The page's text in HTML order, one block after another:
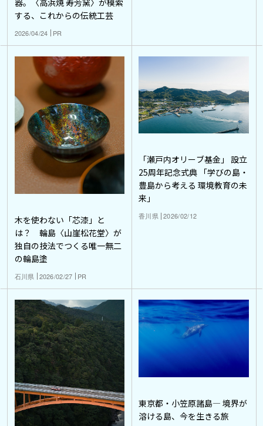
する、これからの伝統工芸
2026/04/24 PR
木を使わない「芯漆」と
は？ 輪島〈山崖松花堂〉が
独自の技法でつくる唯一無二
の輪島塗
石川県 2026/02/27 PR
「瀬戸内オリーブ基金」 設立
25周年記念式典 「学びの島・
豊島から考える 環境教育の未
来」
香川県 2026/02/12
東京都・小笠原諸島― 境界が
溶ける島、今を生きる旅